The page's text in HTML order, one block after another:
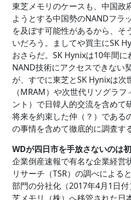
東芝メモリのケースも、中国政
ようとする中国勢のNANDフラ
を及ぼす可能性があるから、そ
いだろう。ましてや買主にSK
おさらだ。SK Hynixは10年間
NAND技術にアクセスできない
が、すでに東芝とSK Hynixは次
（MRAM）や次世代リソグラ
ント）で日韓人的交流を含めて
将来を約束した仲（？）である
の事情を含めて徹底的に調査す
WDが四日市を手放さないのは
企業倒産速報で有名な企業経営
リサーチ（TSR）の調べによる
部門の分社化（2017年4月1日